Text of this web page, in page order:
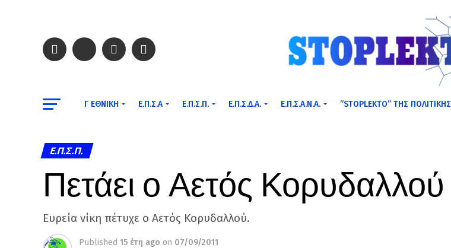
Γ ΕΘΝΙΚΉ Ε.Π.Σ.Α Ε.Π.Σ.Π. Ε.Π.Σ.Δ.Α. Ε.Π.Σ.Α.Ν.Α. ”STOPLEKTO” ΤΗΣ ΠΟΛΙΤΙΚΗΣ
Ε.Π.Σ.Π.
Πετάει ο Αετός Κορυδαλλού
Ευρεία νίκη πέτυχε ο Αετός Κορυδαλλού.
Published 15 έτη ago on 07/09/2011